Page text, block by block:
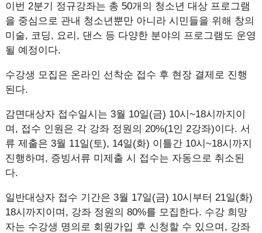
이번 2분기 정규강좌는 총 50개의 청소년 대상 프로그램
을 중심으로 관내 청소년뿐만 아니라 시민들을 위해 창의
미술, 코딩, 요리, 댄스 등 다양한 분야의 프로그램도 운영
될 예정이다.
수강생 모집은 온라인 선착순 접수 후 현장 결제로 진행
된다.
감면대상자 접수일시는 3월 10일(금) 10시~18시까지이
며, 접수 인원은 각 강좌 정원의 20%(1인 2강좌)이다. 서
류 제출은 3월 11일(토), 14일(화) 이틀간 10시~18시까지
진행하며, 증빙서류 미제출 시 접수는 자동으로 취소된
다.
일반대상자 접수 기간은 3월 17일(금) 10시부터 21일(화)
18시까지이며, 강좌 정원의 80%를 모집한다. 수강 희망
자는 수강생 명의로 회원가입 후 신청할 수 있으며, 강좌